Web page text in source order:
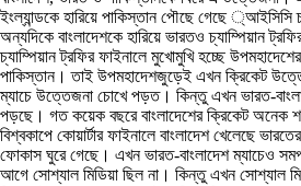
ইংল্যান্ডকে হারিয়ে পাকিস্তান পৌছে গেছে ্আইসিসি
অন্যদিকে বাংলাদেশকে হারিয়ে ভারতও চ্যাম্পিয়ান
চ্যাম্পিয়ান ট্রফির ফাইনালে মুখোমুখি হচ্ছে
পাকিস্তান। তাই উপমহাদেশজুড়েই এখন ক্রিকেট
ম্যাচে উত্তেজনা চোখে পড়ত। কিন্তু এখন ভারত-
পড়ছে। গত কয়েক বছরে বাংলাদেশের ক্রিকেট অনেক
বিশ্বকাপে কোয়ার্টার ফাইনালে বাংলাদেশ খেলেছে
ফোকাস ঘুরে গেছে। এখন ভারত-বাংলাদেশ ম্যাচেও
আগে সোশ্যাল মিডিয়া ছিল না। কিন্তু এখন সোশ্যাল